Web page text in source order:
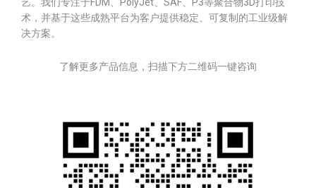
术，并基于这些成熟平台为客户提供稳定、可复制的工业级解
决方案。
了解更多产品信息，扫描下方二维码一键咨询